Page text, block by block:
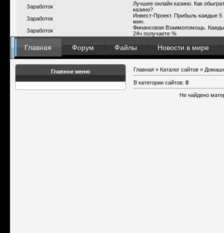
Заработок
Лучшее онлайн казино. Как
казино?
Заработок
Инвест-Проект. Прибыль каждые 5
мин.
Заработок
Финансовая Взаимопомощь.
24ч получаете %
Главная Форум Файлы Новости в мире
Главное меню Главная » Каталог сайтов »
В категории сайтов: 0
Не найдено